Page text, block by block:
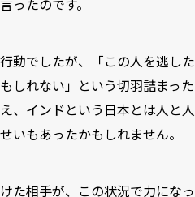
ったのです。
動でしたが、「この人を逃した
しれない」という切羽詰まった
、インドという日本とは人と人
いもあったかもしれません。
た相手が、この状況で力になっ